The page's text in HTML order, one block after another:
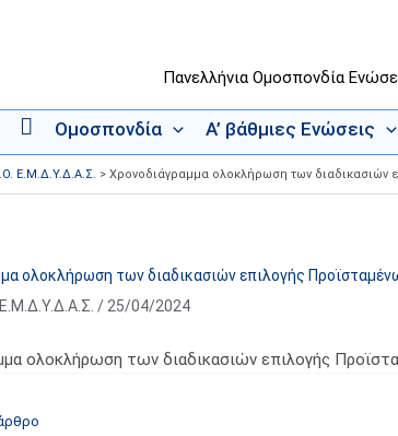
Πανελλήνια Ομοσπονδία
Α
ρ
χ
Ομοσπονδία Α’ βάθμιες Ενώσεις
Ε.Μ.Δ.Υ.Δ.Α.Σ. Χρονοδιάγραμμα ολοκλήρωση των διαδικασιών
ολοκλήρωση των διαδικασιών επιλογής
/ 25/04/2024
ολοκλήρωση των διαδικασιών επιλογής